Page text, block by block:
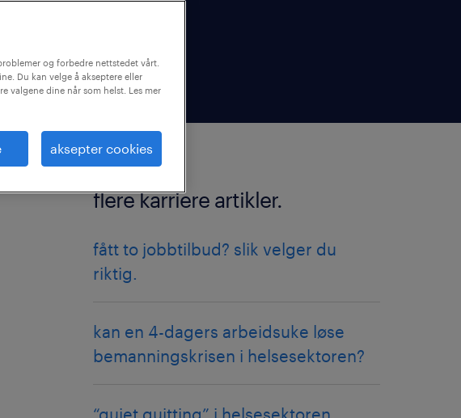
flere karriere artikler.
fått to jobbtilbud? slik velger du
riktig.
kan en 4-dagers arbeidsuke løse
bemanningskrisen i helsesektoren?
“quiet quitting” i helsesektoren.
og forbedre nettstedet vårt.
Du kan velge å akseptere eller
valgene dine når som helst. Les mer
aksepter cookies